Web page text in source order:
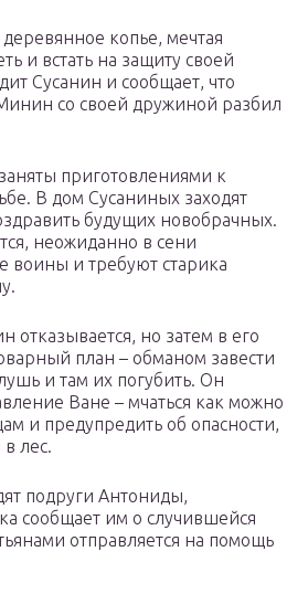
копье, мечтая
и встать на защиту своей
Сусанин и сообщает, что
со своей дружиной разбил
приготовлениями к
В дом Сусаниных заходят
будущих новобрачных.
неожиданно в сени
воины и требуют старика
отказывается, но затем в его
план – обманом завести
и там их погубить. Он
Ване – мчаться как можно
и предупредить об опасности,
в лес.
подруги Антониды,
сообщает им о случившейся
отправляется на помощь